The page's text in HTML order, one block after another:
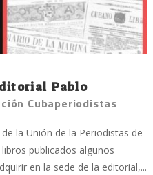
Pablo
Cubaperiodistas
la Unión de la Periodistas de
publicados algunos
en la sede de la editorial,...